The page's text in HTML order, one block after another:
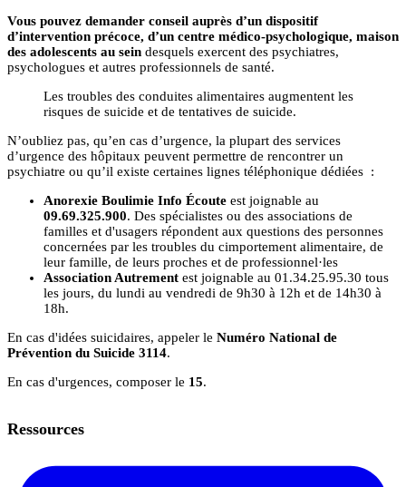
Vous pouvez demander conseil auprès d’un dispositif
d’intervention précoce, d’un centre médico-psychologique, maison
des adolescents au sein desquels exercent des psychiatres,
psychologues et autres professionnels de santé.
Les troubles des conduites alimentaires augmentent les
risques de suicide et de tentatives de suicide.
N’oubliez pas, qu’en cas d’urgence, la plupart des services
d’urgence des hôpitaux peuvent permettre de rencontrer un
psychiatre ou qu’il existe certaines lignes téléphonique dédiées :
Anorexie Boulimie Info Écoute est joignable au
09.69.325.900. Des spécialistes ou des associations de
familles et d'usagers répondent aux questions des personnes
concernées par les troubles du cimportement alimentaire, de
leur famille, de leurs proches et de professionnel·les
Association Autrement est joignable au 01.34.25.95.30 tous
les jours, du lundi au vendredi de 9h30 à 12h et de 14h30 à
18h.
En cas d'idées suicidaires, appeler le Numéro National de
Prévention du Suicide 3114.
En cas d'urgences, composer le 15.
Ressources